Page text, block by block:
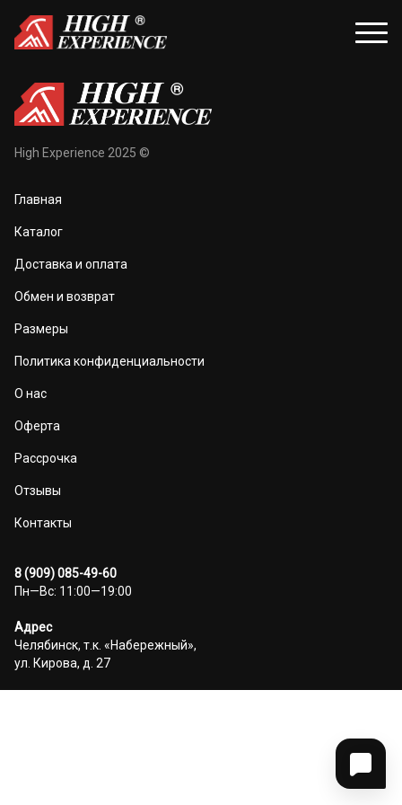
и перчатки
и маски
High Experience 2025 ©
Главная
Каталог
Доставка и оплата
Обмен и возврат
Размеры
Политика конфиденциальности
О нас
Оферта
Рассрочка
Отзывы
Контакты
8 (909) 085-49-60
Пн—Вс: 11:00—19:00
Адрес
Челябинск, т.к. «Набережный»,
ул. Кирова, д. 27